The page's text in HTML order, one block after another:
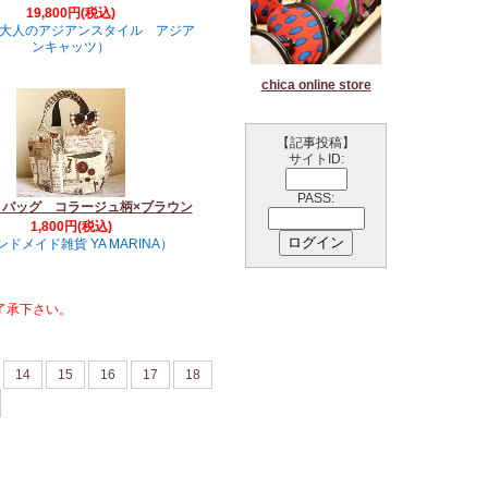
19,800円(税込)
人のアジアンスタイル アジア
ンキャッツ）
バッグ コラージュ柄×ブラウン
1,800円(税込)
ドメイド雑貨 YA MARINA）
下さい。
14 15 16 17 18
chica online store
【記事投稿】
サイトID:
PASS: